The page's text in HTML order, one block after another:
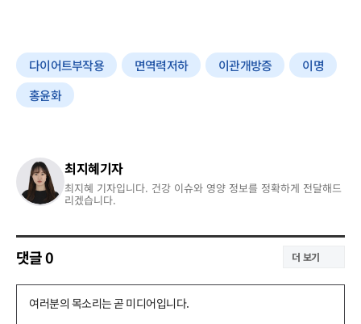
다이어트부작용 면역력저하 이관개방증
이명
홍윤화
최지혜기자
최지혜 기자입니다. 건강 이슈와 영양 정보를 정확하게 전달해드
리겠습니다.
댓글0 더 보기
댓